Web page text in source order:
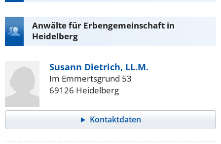
Anwälte für Erbengemeinschaft in
Heidelberg
Susann Dietrich, LL.M.
Im Emmertsgrund 53
69126 Heidelberg
Kontaktdaten